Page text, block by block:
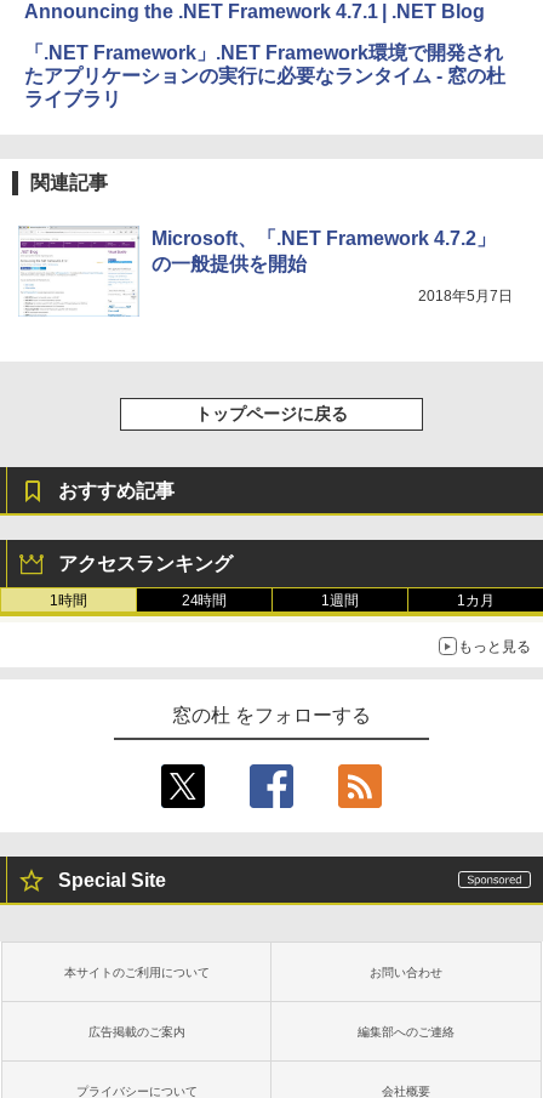
イ、色調調節ライト、最大8週間持続バッ
テリー、広告無し、ブラック (2025年発
売)
整、色調調節ライト、プレミアムペン付
き、グラファイト
Announcing the .NET Framework 4.7.1 | .NET Blog
「.NET Framework」.NET Framework環境で開発され
たアプリケーションの実行に必要なランタイム - 窓の杜
ライブラリ
関連記事
Microsoft、「.NET Framework 4.7.2」
の一般提供を開始
2018年5月7日
トップページに戻る
おすすめ記事
アクセスランキング
1時間 24時間 1週間 1カ月
もっと見る
窓の杜 をフォローする
Special Site
本サイトのご利用について お問い合わせ
広告掲載のご案内 編集部へのご連絡
プライバシーについて 会社概要